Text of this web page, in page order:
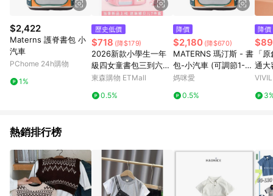
計算，並依訂單成立時間當下LINE購物所設定的回饋機制為準。
8. LINE購物為購物資訊整合性平台，商品資料更新會有時間差，
如顯示之商品規格、顏色、價位、贈品與東森購物ETMall銷售網
頁不符，以銷售網頁標示為準。 9. 若有贈點爭議，請務必於訂單
日期+180天以內至LINE購物客服洽詢；若超過180天(含)以上進
行申訴，恕無法贈點回饋。 10. 部分點數紅包僅限指定商品使
用，或不適用於無回饋商品。各點數紅包之適用商品與使用條件
請依點數紅包頁面規則為準。
$2,422
Materns 護脊書包 小
汽車
PChome 24h購物
1%
歷史低價
$718 (降$179)
2026新款小學生一年
級四女童書包三到六女
孩兒童輕便女生雙肩背
東森購物 ETMall
0.5%
降價
$2,180 (降$670)
MATERNS 瑪汀斯 - 書
包-小汽車 (可調節1-6
年級適用)
媽咪愛
0.5%
降價
「
通大
熱銷排行榜